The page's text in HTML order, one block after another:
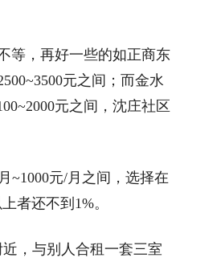
等，再好一些的如正商东
元之间；而金水
元之间，沈庄社区
元/月之间，选择在
者还不到1%。
，与别人合租一套三室